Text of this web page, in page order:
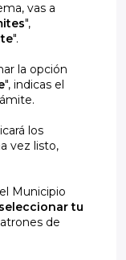
vas a
",
".
la opción
", indicas el
los
vez listo,
Municipio
tu
de